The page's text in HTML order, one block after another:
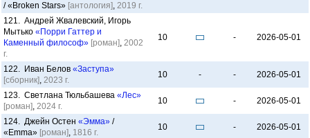
/ «Broken Stars» [антология], 2019 г.
121. Андрей Жвалевский, Игорь
Мытько «Порри Гаттер и
Каменный философ» [роман], 2002
г.
10 - 2026-05-01
122. Иван Белов «Заступа»
[сборник], 2023 г.
10 - - 2026-05-01
123. Светлана Тюльбашева «Лес»
[роман], 2024 г.
10 - 2026-05-01
124. Джейн Остен «Эмма» /
«Emma» [роман], 1816 г.
10 - 2026-05-01